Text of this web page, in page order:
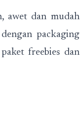
awet dan mudah
packaging
freebies dan